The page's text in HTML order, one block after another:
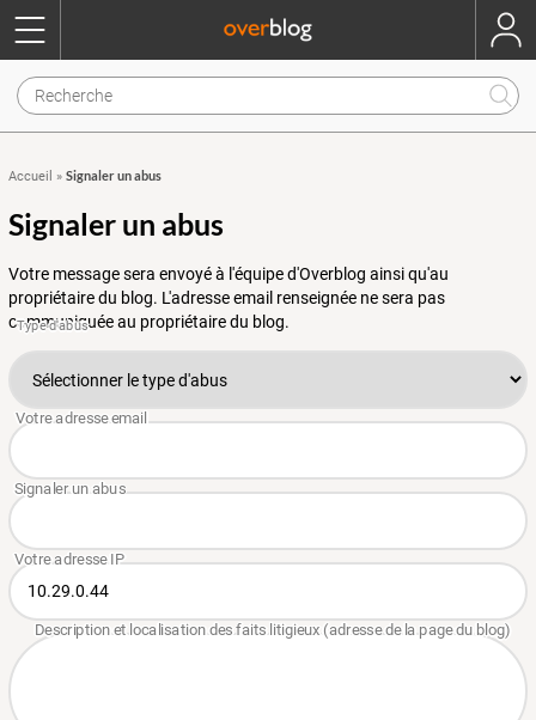
Accueil » Signaler un abus
Signaler un abus
Votre message sera envoyé à l'équipe d'Overblog ainsi qu'au
propriétaire du blog. L'adresse email renseignée ne sera pas
communiquée au propriétaire du blog.